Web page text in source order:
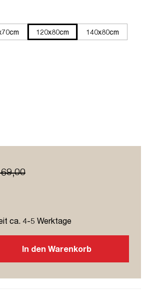
120x80cm
140x80cm
ca. 4-5 Werktage
In den Warenkorb